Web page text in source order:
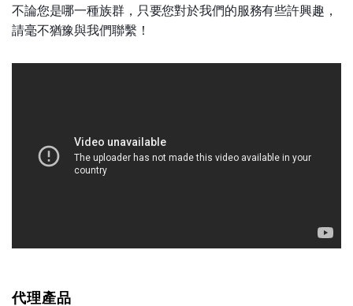
不論您是哪一種族群，只要您對於我們的服務有些許興趣，
請毫不猶豫與我們聯繫！
代理產品